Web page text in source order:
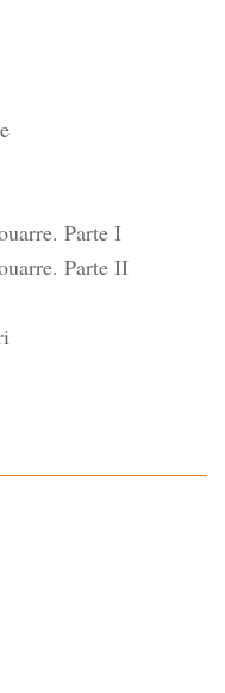
Parte I
Parte II